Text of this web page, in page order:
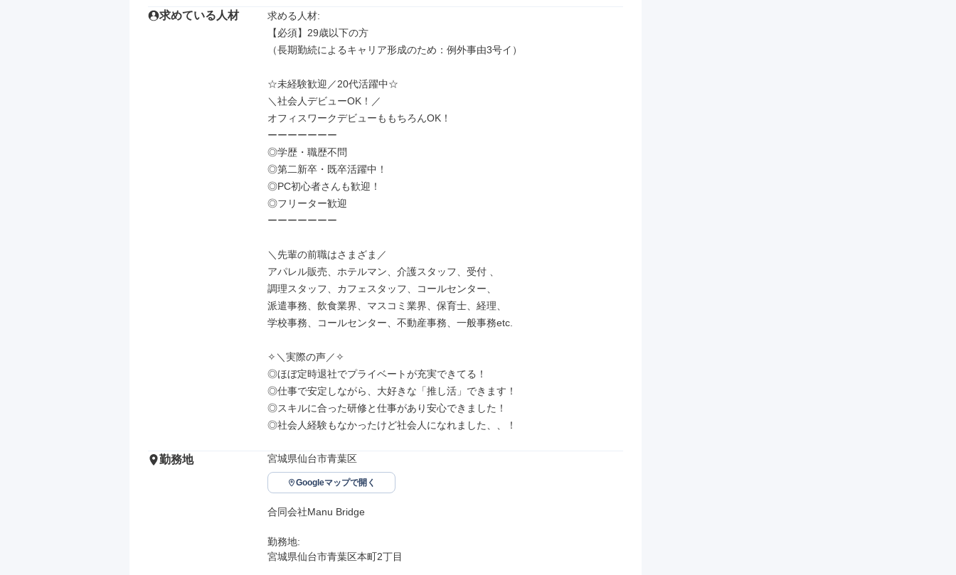
求めている人材
求める人材:
【必須】29歳以下の方
（長期勤続によるキャリア形成のため：例外事由3号イ）
☆未経験歓迎／20代活躍中☆
＼社会人デビューOK！／
オフィスワークデビューももちろんOK！
ーーーーーーー
◎学歴・職歴不問
◎第二新卒・既卒活躍中！
◎PC初心者さんも歓迎！
◎フリーター歓迎
ーーーーーーー
＼先輩の前職はさまざま／
アパレル販売、ホテルマン、介護スタッフ、受付 、
調理スタッフ、カフェスタッフ、コールセンター、
派遣事務、飲食業界、マスコミ業界、保育士、経理、
学校事務、コールセンター、不動産事務、一般事務etc.
✧＼実際の声／✧
◎ほぼ定時退社でプライベートが充実できてる！
◎仕事で安定しながら、大好きな「推し活」できます！
◎スキルに合った研修と仕事があり安心できました！
◎社会人経験もなかったけど社会人になれました、、！
勤務地 宮城県仙台市青葉区
Googleマップで開く
合同会社Manu Bridge
勤務地:
宮城県仙台市青葉区本町2丁目